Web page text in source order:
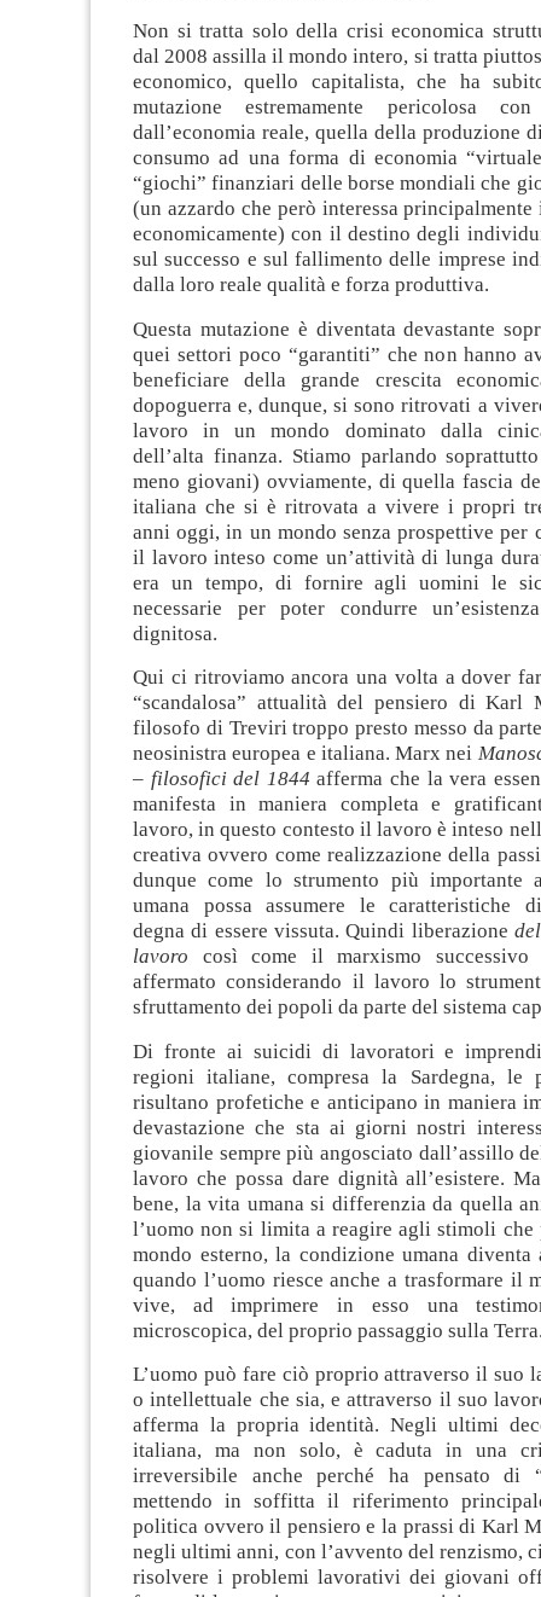
Non si tratta solo della crisi economica
dal 2008 assilla il mondo intero, si tratta
economico, quello capitalista, che ha
mutazione estremamente pericolosa
dall’economia reale, quella della produzione
consumo ad una forma di economia
“giochi” finanziari delle borse mondiali che
(un azzardo che però interessa
economicamente) con il destino degli
sul successo e sul fallimento delle imprese
dalla loro reale qualità e forza produttiva.
Questa mutazione è diventata devastante
quei settori poco “garantiti” che non hanno
beneficiare della grande crescita
dopoguerra e, dunque, si sono ritrovati a
lavoro in un mondo dominato dalla
dell’alta finanza. Stiamo parlando
meno giovani) ovviamente, di quella fascia
italiana che si è ritrovata a vivere i propri
anni oggi, in un mondo senza prospettive per
il lavoro inteso come un’attività di lunga
era un tempo, di fornire agli uomini le
necessarie per poter condurre
dignitosa.
Qui ci ritroviamo ancora una volta a dover
“scandalosa” attualità del pensiero di Karl
filosofo di Treviri troppo presto messo da
neosinistra europea e italiana. Marx nei
– filosofici del 1844afferma che la vera
manifesta in maniera completa e
lavoro, in questo contesto il lavoro è inteso
creativa ovvero come realizzazione della
dunque come lo strumento più importante
umana possa assumere le caratteristiche di
degna di essere vissuta. Quindi liberazione
lavoro così come il marxismo
affermato considerando il lavoro lo
sfruttamento dei popoli da parte del sistema
Di fronte ai suicidi di lavoratori e
regioni italiane, compresa la Sardegna, le
risultano profetiche e anticipano in maniera
devastazione che sta ai giorni nostri
giovanile sempre più angosciato dall’assillo
lavoro che possa dare dignità all’esistere.
bene, la vita umana si differenzia da quella
l’uomo non si limita a reagire agli stimoli che
mondo esterno, la condizione umana diventa
quando l’uomo riesce anche a trasformare il
vive, ad imprimere in esso una
microscopica, del proprio passaggio sulla
L’uomo può fare ciò proprio attraverso il suo
o intellettuale che sia, e attraverso il suo
afferma la propria identità. Negli ultimi
italiana, ma non solo, è caduta in una
irreversibile anche perché ha pensato di
mettendo in soffitta il riferimento
politica ovvero il pensiero e la prassi di Karl
negli ultimi anni, con l’avvento del renzismo,
risolvere i problemi lavorativi dei giovani